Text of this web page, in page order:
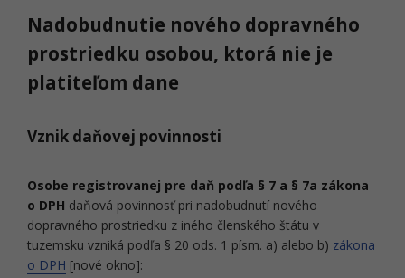
Nadobudnutie nového dopravného
prostriedku osobou, ktorá nie je
platiteľom dane
Vznik daňovej povinnosti
Osobe registrovanej pre daň podľa § 7 a § 7a zákona
o DPH daňová povinnosť pri nadobudnutí nového
dopravného prostriedku z iného členského štátu v
tuzemsku vzniká podľa § 20 ods. 1 písm. a) alebo b) zákona
o DPH [nové okno]: